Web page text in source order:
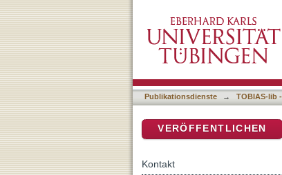
Publikationsdienste → TOBIAS-lib
VERÖFFENTLICHEN
Kontakt